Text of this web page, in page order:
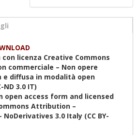
licenza Creative Commons
commerciale – Non opere
e diffusa in modalità open
ND 3.0 IT)
open access form and licensed
Attribution –
NoDerivatives 3.0 Italy (CC BY-